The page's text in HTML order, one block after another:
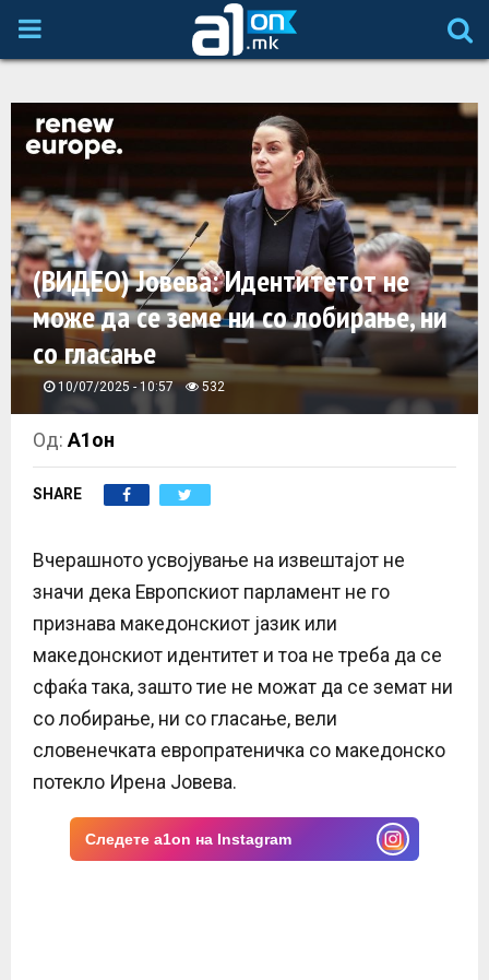
P
M
A
R
Y
M
E
N
U
(ВИДЕО) Јовева: Идентитетот не
може да се земе ни со лобирање, ни
со гласање
10/07/2025 - 10:57 532
Од:А1он
SHARE
Вчерашното усвојување на извештајот не
значи дека Европскиот парламент не го
признава македонскиот јазик или
македонскиот идентитет и тоа не треба да се
сфаќа така, зашто тие не можат да се земат ни
со лобирање, ни со гласање, вели
словенечката европратеничка со македонско
потекло Ирена Јовева.
Следете a1on на Instagram